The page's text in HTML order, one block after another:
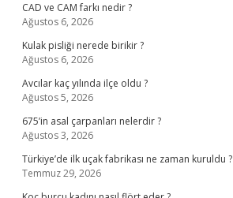
CAD ve CAM farkı nedir ?
Ağustos 6, 2026
Kulak pisliği nerede birikir ?
Ağustos 6, 2026
Avcılar kaç yılında ilçe oldu ?
Ağustos 5, 2026
675’in asal çarpanları nelerdir ?
Ağustos 3, 2026
Türkiye’de ilk uçak fabrikası ne zaman kuruldu ?
Temmuz 29, 2026